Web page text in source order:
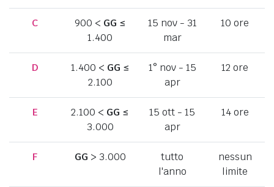
C 900 < GG ≤
1.400
15 nov - 31
mar
10 ore
D 1.400 < GG ≤
2.100
1° nov - 15
apr
12 ore
E 2.100 < GG ≤
3.000
15 ott - 15
apr
14 ore
F GG > 3.000
tutto
l'anno
nessun
limite